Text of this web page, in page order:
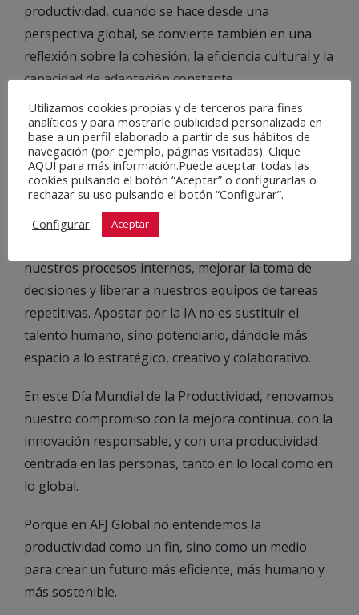
productividad, cuando se hace desde una
perspectiva global, se convierte también en una
reflexión sobre la cohesión, la eficiencia cultural y la
capacidad de adaptación constante.
Inteligencia artificial: el siguiente paso en
nuestra evolución
En este marco de transformación, desde AFJ Global
estamos dando un paso más: nos encontramos en
pleno proceso de integración de soluciones
nuestros procesos internos, mejorar la toma de
decisiones y liberar a nuestros equipos de tareas
repetitivas. Apostar por la IA no es sustituir el
talento humano, sino potenciarlo, dándole más
espacio a lo estratégico, creativo y colaborativo.
En este Día Mundial de la Productividad, renovamos
nuestro compromiso con la mejora continua, con la
innovación responsable, y con una productividad
centrada en las personas, tanto en lo local como en
lo global.
Porque en AFJ Global no entendemos la
productividad como un fin, sino como un medio
para crear un futuro más eficiente, más humano y
más sostenible.
Utilizamos cookies propias y de terceros para fines
analíticos y para mostrarle publicidad personalizada en
base a un perfil elaborado a partir de sus hábitos de
navegación (por ejemplo, páginas visitadas). Clique
AQUÍpara más información.Puede aceptar todas las
cookies pulsando el botón “Aceptar” o configurarlas o
rechazar su uso pulsando el botón “Configurar”.
Configurar
Aceptar